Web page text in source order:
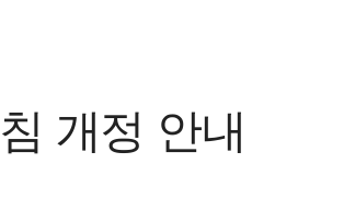
개정 안내